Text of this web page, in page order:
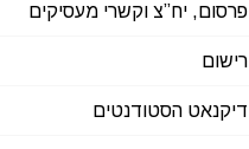
פרסום, יח”צ וקשרי מעסיקים
רישום
דיקנאט הסטודנטים